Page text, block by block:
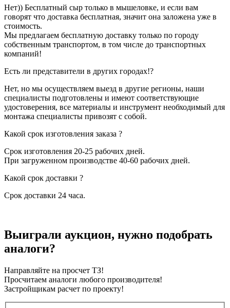
Нет)) Бесплатный сыр только в мышеловке, и если вам
говорят что доставка бесплатная, значит она заложена уже в
стоимость.
Мы предлагаем бесплатную доставку только по городу
собственным транспортом, в том числе до транспортных
компаний!
Есть ли представители в других городах!?
Нет, но мы осуществляем выезд в другие регионы, наши
специалисты подготовлены и имеют соответствующие
удостоверения, все материалы и инструмент необходимый для
монтажа специалисты привозят с собой.
Какой срок изготовления заказа ?
Срок изготовления 20-25 рабочих дней.
При загруженном производстве 40-60 рабочих дней.
Какой срок доставки ?
Срок доставки 24 часа.
Выиграли аукцион, нужно подобрать
аналоги?
Направляйте на просчет ТЗ!
Просчитаем аналоги любого производителя!
Застройщикам расчет по проекту!